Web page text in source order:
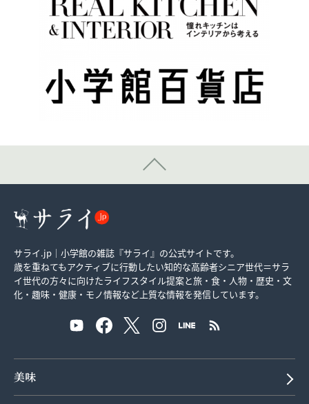
サライ.jp｜小学館の雑誌『サライ』の公式サイトです。
歳を重ねてもアクティブに行動したい知的な高齢者シニア世代＝サラ
イ世代の方々に向けたライフスタイル提案と旅・食・人物・歴史・文
化・趣味・健康・モノ情報など上質な情報を発信しています。
美味